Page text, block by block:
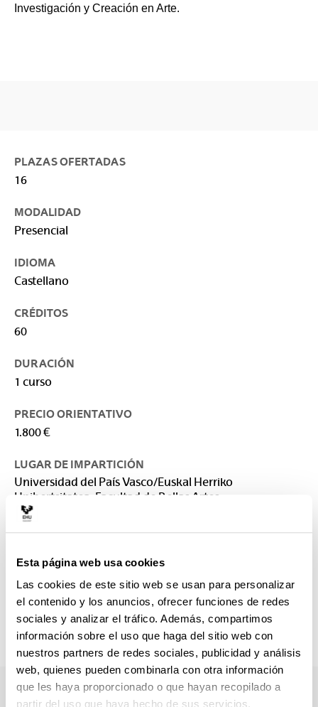
Esta página web usa cookies
Las cookies de este sitio web se usan para personalizar
el contenido y los anuncios, ofrecer funciones de redes
sociales y analizar el tráfico. Además, compartimos
información sobre el uso que haga del sitio web con
nuestros partners de redes sociales, publicidad y análisis
web, quienes pueden combinarla con otra información
que les haya proporcionado o que hayan recopilado a
partir del uso que haya hecho de sus servicios.
Investigación y Creación en Arte.
PLAZAS OFERTADAS
16
MODALIDAD
Presencial
IDIOMA
Castellano
CRÉDITOS
60
DURACIÓN
1 curso
PRECIO ORIENTATIVO
1.800 €
LUGAR DE IMPARTICIÓN
Universidad del País Vasco/Euskal Herriko
Unibertsitatea: Facultad de Bellas Artes
LEYUN ORRICO, MAITE
maite.leyun@ehu.eus
Secretaría :
arteederrak.masterra@ehu.es